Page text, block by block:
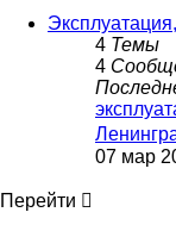
4 Темы
4
07 мар
Перейти